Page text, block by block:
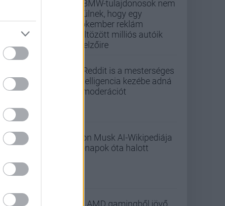
A BMW-tulajdonosok nem
örülnek, hogy egy
Pókember reklám
költözött milliós autóik
kijelzőire
A Reddit is a mesterséges
intelligencia kezébe adná
a moderációt
Elon Musk AI-Wikipediája
hónapok óta halott
Az AMD gamingből jövő